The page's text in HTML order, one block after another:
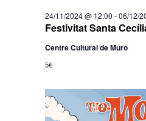
Festivitat Santa
24/11/2024 @ 12:00 -06/12/
Centre Cultural de Muro
5€